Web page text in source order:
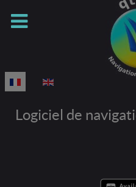
Sélectionnez votre langue
Logiciel de